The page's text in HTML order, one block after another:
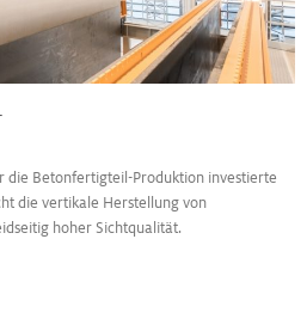
die Betonfertigteil-Produktion investierte
die vertikale Herstellung von
hoher Sichtqualität.